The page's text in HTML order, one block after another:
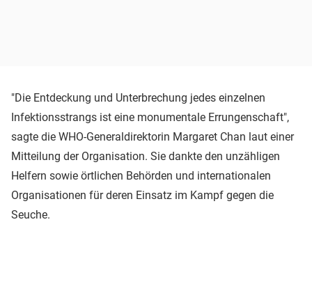
"Die Entdeckung und Unterbrechung jedes einzelnen
Infektionsstrangs ist eine monumentale Errungenschaft",
sagte die WHO-Generaldirektorin Margaret Chan laut einer
Mitteilung der Organisation. Sie dankte den unzähligen
Helfern sowie örtlichen Behörden und internationalen
Organisationen für deren Einsatz im Kampf gegen die
Seuche.